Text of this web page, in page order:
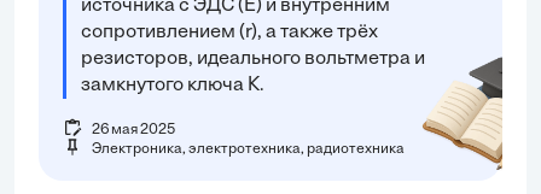
источника с ЭДС (E) и внутренним
сопротивлением (r), а также трёх
резисторов, идеального вольтметра и
замкнутого ключа К.
26 мая 2025
Электроника, электротехника, радиотехника